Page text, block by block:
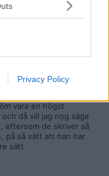
Privacy Policy
och
som du
dugg ifallFossedragit
vara en högst
då vill jag nog säga
eftersom de skriver så
på så sätt att han har
sätt